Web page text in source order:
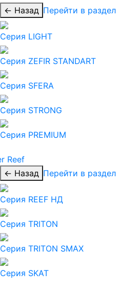
← Назад Перейти в раздел
Серия LIGHT
Серия ZEFIR STANDART
Серия SFERA
Серия STRONG
Серия PREMIUM
Reef
← Назад Перейти в раздел
Серия REEF НД
Серия TRITON
Серия TRITON SMAX
Серия SKAT